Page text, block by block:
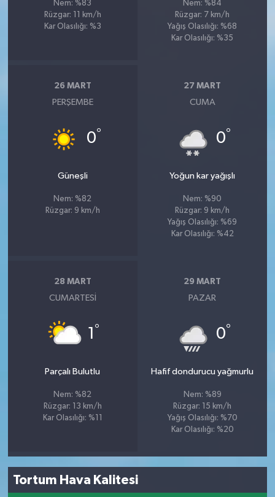
Nem: %83
Rüzgar: 11 km/h
Kar Olasılığı: %3
Nem: %84
Rüzgar: 7 km/h
Yağış Olasılığı: %68
Kar Olasılığı: %35
26 MART
PERŞEMBE
0°
Güneşli
Nem: %82
Rüzgar: 9 km/h
27 MART
CUMA
0°
Yoğun kar yağışlı
Nem: %90
Rüzgar: 9 km/h
Yağış Olasılığı: %69
Kar Olasılığı: %42
28 MART
CUMARTESI
1 °
Parçalı Bulutlu
Nem: %82
Rüzgar: 13 km/h
Kar Olasılığı: %11
29 MART
PAZAR
0°
Hafif dondurucu yağmurlu
Nem: %89
Rüzgar: 15 km/h
Yağış Olasılığı: %70
Kar Olasılığı: %20
Tortum Hava Kalitesi